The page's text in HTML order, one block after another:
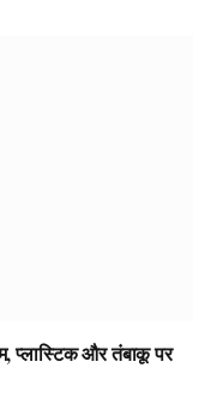
प्लास्टिक और तंबाकू पर